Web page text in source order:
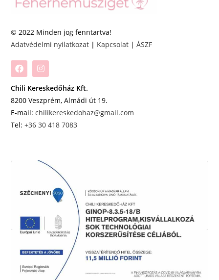
© 2022 Minden jog fenntartva!
Adatvédelmi nyilatkozat | Kapcsolat |ÁSZF
Chili Kereskedőház Kft.
8200 Veszprém, Almádi út 19.
E-mail:chilikereskedohaz@gmail.com
Tel:+36 30 418 7083